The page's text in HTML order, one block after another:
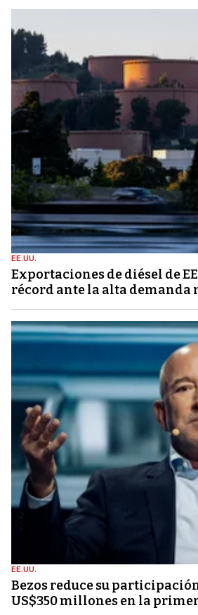
EE.UU.
Exportaciones de diésel de
récord ante la alta demanda
EE.UU.
Bezos reduce su
US$350 millones en la